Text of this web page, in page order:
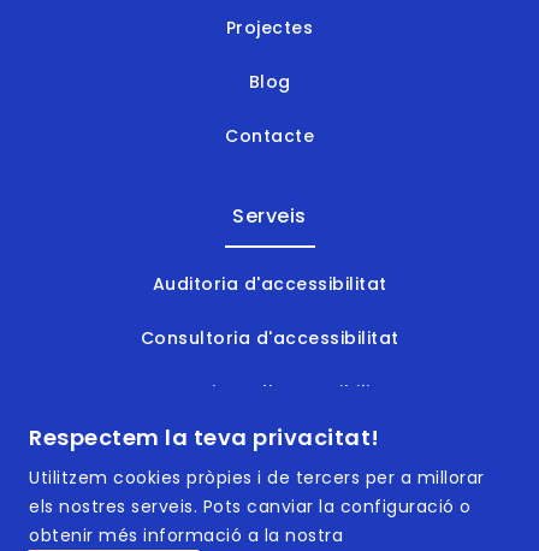
Respectem la teva privacitat!
Utilitzem cookies pròpies i de tercers per a millorar
els nostres serveis. Pots canviar la configuració o
obtenir més informació a la nostra
Projectes
Blog
Contacte
Serveis
Auditoria d'accessibilitat
Consultoria d'accessibilitat
Formacions d'accessibilitat
Documents accessibles